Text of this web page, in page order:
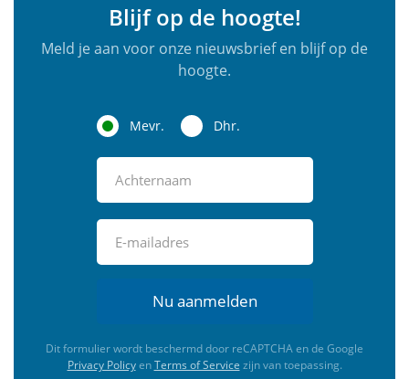
Blijf op de hoogte!
Meld je aan voor onze nieuwsbrief en blijf op de
hoogte.
Mevr. Dhr.
Nu aanmelden
Dit formulier wordt beschermd door reCAPTCHA en de Google
Privacy PolicyenTerms of Service zijn van toepassing.